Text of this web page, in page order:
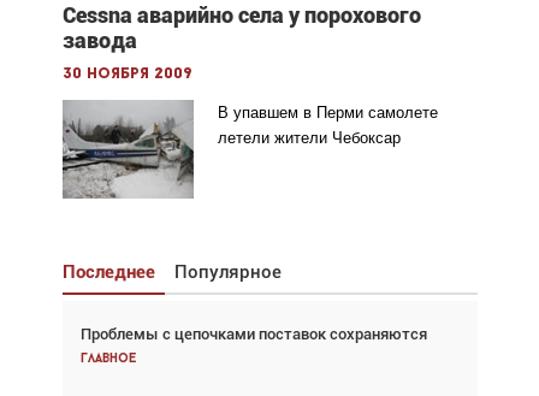
Cessna аварийно села у порохового
завода
30 ноября 2009
В упавшем в Перми самолете
летели жители Чебоксар
Последнее Популярное
Проблемы с цепочками поставок сохраняются
Главное
Взгляд с высоты: тандем вертолётов и БПЛА в
спасательных операциях